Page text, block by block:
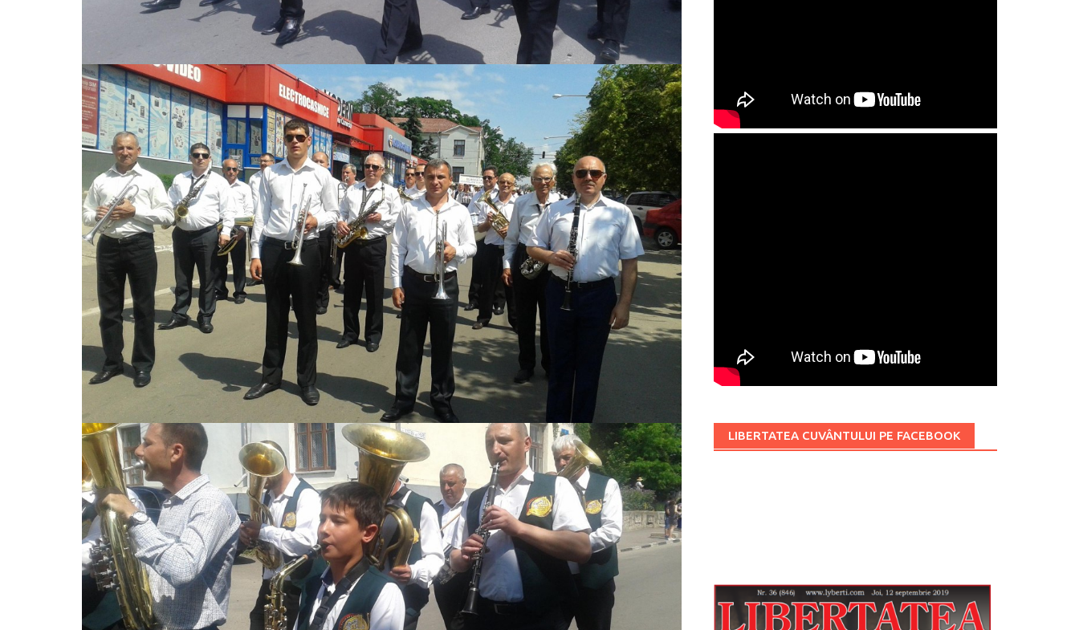
LIBERTATEA CUVÂNTULUI PE FACEBOOK